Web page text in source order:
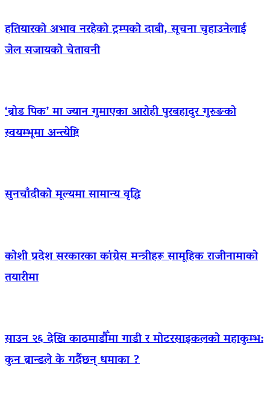
हतियारको अभाव नरहेको ट्रम्पको दाबी, सूचना चुहाउनेलाई
जेल सजायको चेतावनी
‘ब्रोड पिक’ मा ज्यान गुमाएका आराेही पुरबहादुर गुरुङको
स्वयम्भूमा अन्त्येष्टि
सुनचाँदीको मूल्यमा सामान्य वृद्धि
कोशी प्रदेश सरकारका कांग्रेस मन्त्रीहरू सामूहिक राजीनामाको
तयारीमा
साउन २६ देखि काठमाडौँमा गाडी र मोटरसाइकलको महाकुम्भ:
कुन ब्रान्डले के गर्दैछन् धमाका ?